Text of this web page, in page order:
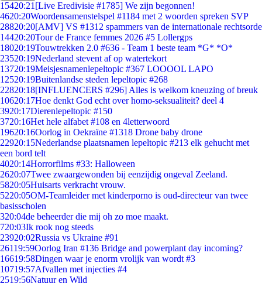
15420:21 [Live Eredivisie #1785] We zijn begonnen!
4620:20Woordensamenstelspel #1184 met 2 woorden spreken SVP
28820:20[AMV] VS #1312 spammers van de internationale rechtsorde
14420:20Tour de France femmes 2026 #5 Lollergps
18020:19Touwtrekken 2.0 #636 - Team 1 beste team *G* *O*
23520:19Nederland stevent af op watertekort
13720:19Meisjesnamenlepeltopic #367 LOOOOL LAPO
12520:19Buitenlandse steden lepeltopic #268
22820:18[INFLUENCERS #296] Alles is welkom kneuzing of breuk
10620:17Hoe denkt God echt over homo-seksualiteit? deel 4
3920:17Dierenlepeltopic #150
3720:16Het hele alfabet #108 en 4letterwoord
19620:16Oorlog in Oekraïne #1318 Drone baby drone
22920:15Nederlandse plaatsnamen lepeltopic #213 elk gehucht met
een bord telt
4020:14Horrorfilms #33: Halloween
2620:07Twee zwaargewonden bij eenzijdig ongeval Zeeland.
5820:05Huisarts verkracht vrouw.
5220:05OM-Teamleider met kinderporno is oud-directeur van twee
basisscholen
320:04de beheerder die mij oh zo moe maakt.
720:03Ik rook nog steeds
23920:02Russia vs Ukraine #91
26119:59Oorlog Iran #136 Bridge and powerplant day incoming?
16619:58Dingen waar je enorm vrolijk van wordt #3
10719:57Afvallen met injecties #4
2519:56Natuur en Wild